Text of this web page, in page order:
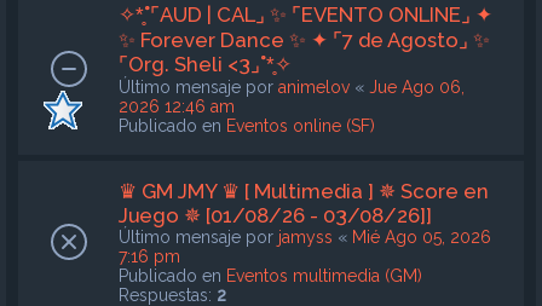
✧*̥˚⌜AUD | CAL⌟ ✨ ⌜EVENTO ONLINE⌟ ✦
✨ Forever Dance ✨ ✦ ⌜7 de Agosto⌟ ✨
⌜Org. Sheli <3⌟˚*̥✧
Último mensaje por animelov « Jue Ago 06,
2026 12:46 am
Publicado en Eventos online (SF)
♛ GM JMY ♛ [ Multimedia ] ✵ Score en
Juego ✵ [01/08/26 - 03/08/26]]
Último mensaje por jamyss « Mié Ago 05, 2026
7:16 pm
Publicado en Eventos multimedia (GM)
Respuestas: 2